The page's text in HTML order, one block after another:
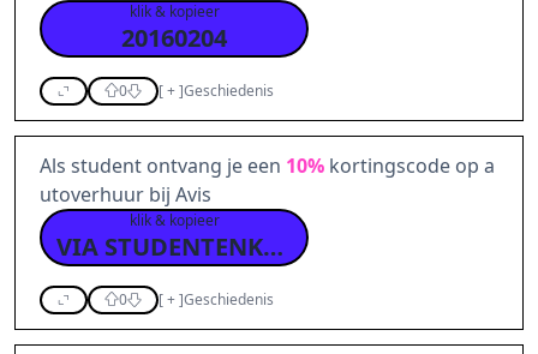
klik & kopieer
20160204
0 [+]Geschiedenis
Als student ontvang je een 10% kortingscode op a
utoverhuur bij Avis
klik & kopieer
VIA STUDENTENKORTING
0 [+]Geschiedenis